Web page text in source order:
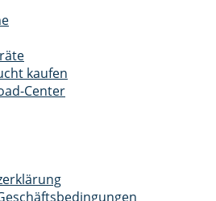
kaufen
Center